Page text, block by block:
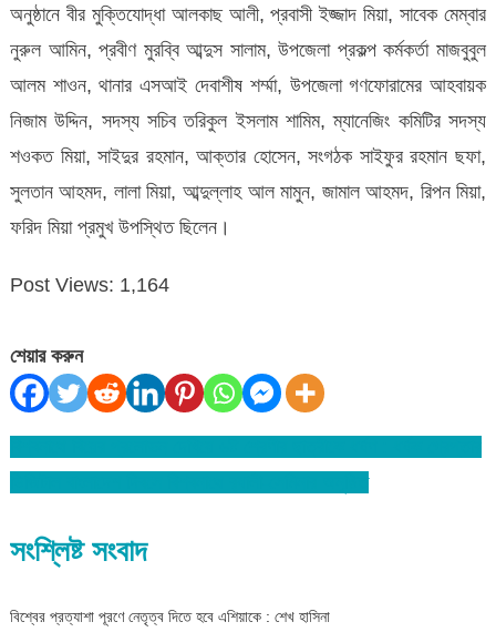
অনুষ্ঠানে বীর মুক্তিযোদ্ধা আলকাছ আলী, প্রবাসী ইজ্জাদ মিয়া, সাবেক মেম্বার
নুরুল আমিন, প্রবীণ মুরব্বি আব্দুস সালাম, উপজেলা প্রকল্প কর্মকর্তা মাজবুবুল
আলম শাওন, থানার এসআই দেবাশীষ শর্ম্মা, উপজেলা গণফোরামের আহবায়ক
নিজাম উদ্দিন, সদস্য সচিব তরিকুল ইসলাম শামিম, ম্যানেজিং কমিটির সদস্য
শওকত মিয়া, সাইদুর রহমান, আক্তার হোসেন, সংগঠক সাইফুর রহমান ছফা,
সুলতান আহমদ, লালা মিয়া, আব্দুল্লাহ আল মামুন, জামাল আহমদ, রিপন মিয়া,
ফরিদ মিয়া প্রমুখ উপস্থিত ছিলেন।
Post Views: 1,164
শেয়ার করুন
Post
সংশ্লিষ্ট সংবাদ
বিশ্বের প্রত্যাশা পূরণে নেতৃত্ব দিতে হবে এশিয়াকে : শেখ হাসিনা